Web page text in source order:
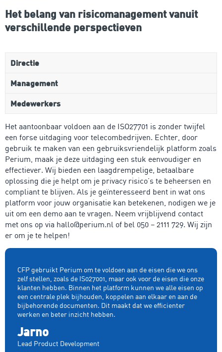
Het belang van risicomanagement vanuit
verschillende perspectieven
Directie
Management
Medewerkers
Het aantoonbaar voldoen aan de ISO27701 is zonder twijfel
een forse uitdaging voor telecombedrijven. Echter, door
gebruik te maken van een gebruiksvriendelijk platform zoals
Perium, maak je deze uitdaging een stuk eenvoudiger en
effectiever. Wij bieden een laagdrempelige, betaalbare
oplossing die je helpt om je privacy risico’s te beheersen en
compliant te blijven. Als je geïnteresseerd bent in wat ons
platform voor jouw organisatie kan betekenen, nodigen we je
uit om een demo aan te vragen. Neem vrijblijvend contact
met ons op via hallo@perium.nl of bel 050 – 2111 729. Wij zijn
er om je te helpen!
CFP gebruikt Perium om te voldoen aan de eisen die we ons
zelf stellen, zoals de IS027001, maar ook voor de eisen die onze
klanten hebben. Binnen het platform kunnen we alle eisen op
een centrale plek bijhouden, koppelen aan elkaar en aan de
bijbehorende documenten. Dit maakt dat we efficienter
werken en beter inzicht hebben.
Jarno
Lead Product Development